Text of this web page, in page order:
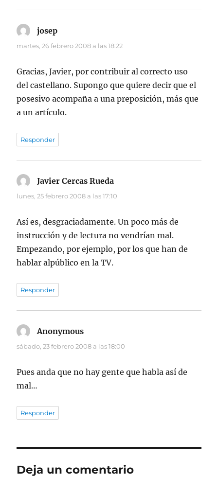
josep
martes, 26 febrero 2008 a las 18:22
Gracias, Javier, por contribuir al correcto uso
del castellano. Supongo que quiere decir que el
posesivo acompaña a una preposición, más que
a un artículo.
Responder
Javier Cercas Rueda
lunes, 25 febrero 2008 a las 17:10
Así es, desgraciadamente. Un poco más de
instrucción y de lectura no vendrían mal.
Empezando, por ejemplo, por los que han de
hablar alpúblico en la TV.
Responder
Anonymous
sábado, 23 febrero 2008 a las 18:00
Pues anda que no hay gente que habla así de
mal…
Responder
Deja un comentario